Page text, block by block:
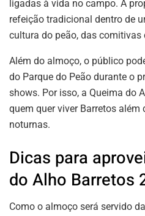
ligadas à vida no campo. A
refeição tradicional dentro de
cultura do peão, das comitivas
Além do almoço, o público
do Parque do Peão durante o
shows. Por isso, a Queima do
quem quer viver Barretos além
noturnas.
Dicas para
do Alho Barretos
Como o almoço será servido